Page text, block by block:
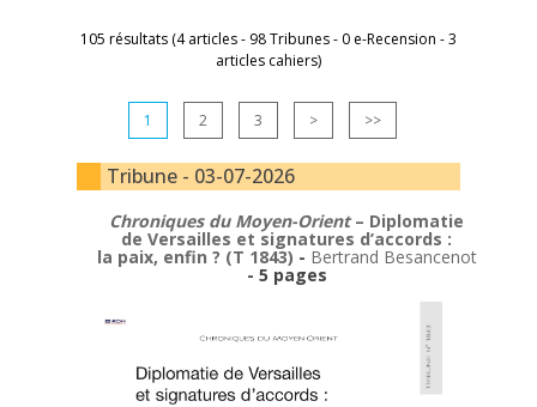
105 résultats (4 articles - 98 Tribunes - 0 e-Recension - 3
articles cahiers)
1 2 3 > >>
Tribune - 03-07-2026
Chroniques du Moyen-Orient– Diplomatie
de Versailles et signatures d’accords :
la paix, enfin ? (T 1843) - Bertrand Besancenot
- 5 pages